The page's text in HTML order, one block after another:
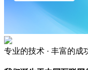
专业的技术 · 丰富的成